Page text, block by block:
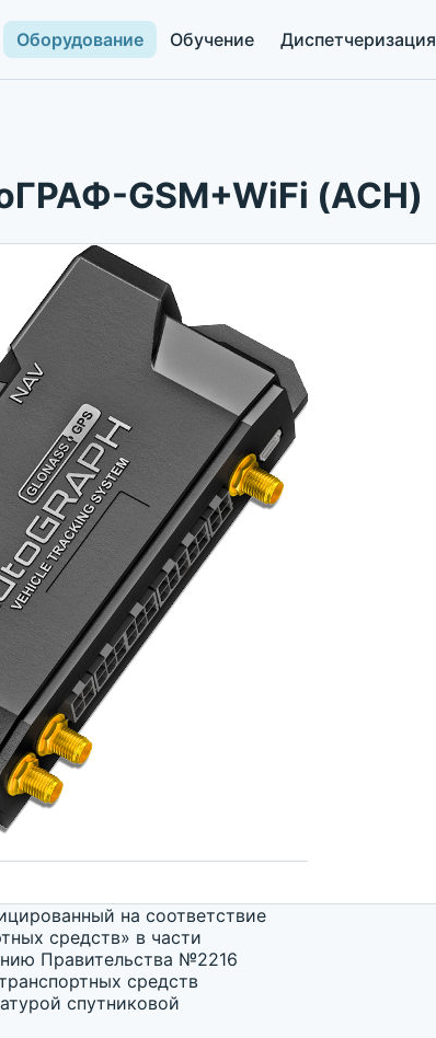
Оборудование Обучение Диспетчеризация
GSM+WiFi (АСН)
на соответствие
средств» в части
Правительства №2216
средств
спутниковой